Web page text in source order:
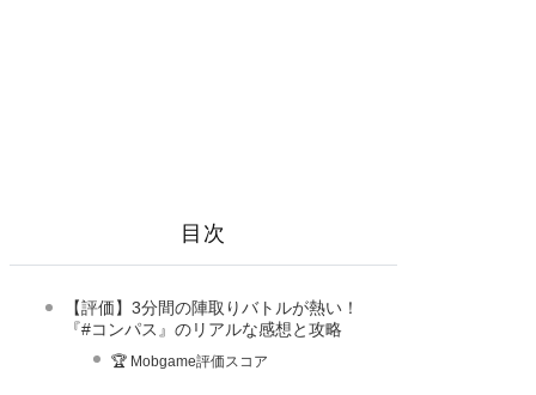
目次
【評価】3分間の陣取りバトルが熱い！
『#コンパス』のリアルな感想と攻略
🏆 Mobgame評価スコア